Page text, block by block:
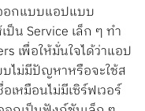
อกแบบแอปแบบ
ป็น Service เล็ก ๆ ทำ
เพื่อให้มั่นใจได้ว่าแอป
ไม่มีปัญหาหรือจะใช้ส
หมือนไม่มีเซิร์ฟเวอร์